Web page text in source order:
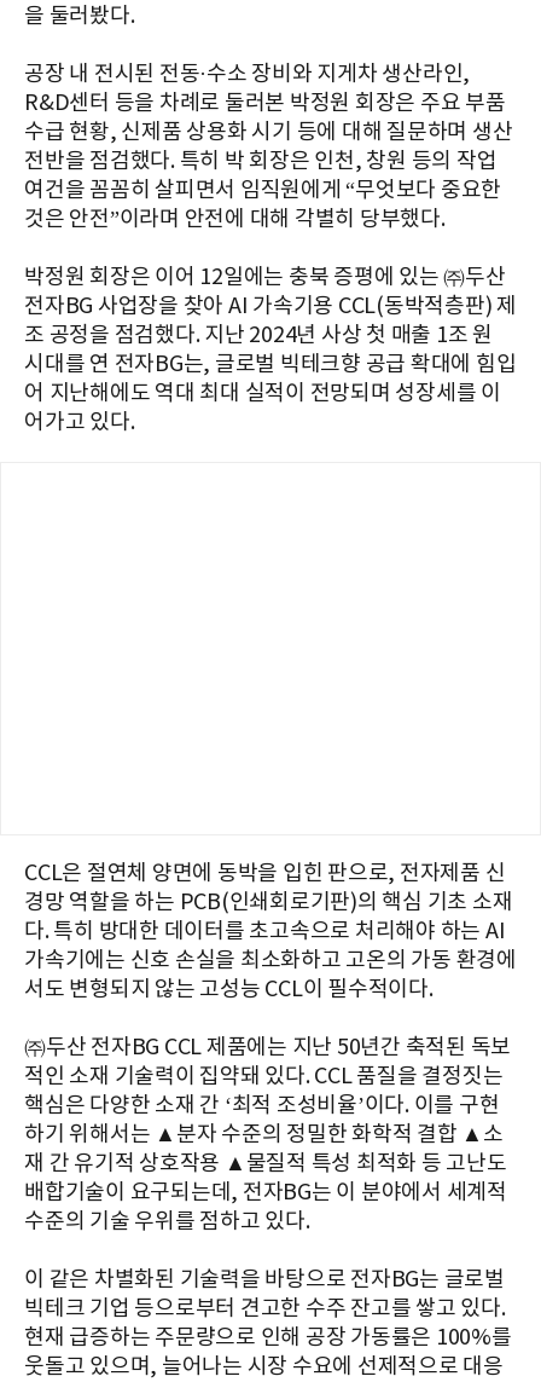
을 둘러봤다.
공장 내 전시된 전동·수소 장비와 지게차 생산라인,
R&D센터 등을 차례로 둘러본 박정원 회장은 주요 부품
수급 현황, 신제품 상용화 시기 등에 대해 질문하며 생산
전반을 점검했다. 특히 박 회장은 인천, 창원 등의 작업
여건을 꼼꼼히 살피면서 임직원에게 “무엇보다 중요한
것은 안전”이라며 안전에 대해 각별히 당부했다.
박정원 회장은 이어 12일에는 충북 증평에 있는 ㈜두산
전자BG 사업장을 찾아 AI 가속기용 CCL(동박적층판) 제
조 공정을 점검했다. 지난 2024년 사상 첫 매출 1조 원
시대를 연 전자BG는, 글로벌 빅테크향 공급 확대에 힘입
어 지난해에도 역대 최대 실적이 전망되며 성장세를 이
어가고 있다.
CCL은 절연체 양면에 동박을 입힌 판으로, 전자제품 신
경망 역할을 하는 PCB(인쇄회로기판)의 핵심 기초 소재
다. 특히 방대한 데이터를 초고속으로 처리해야 하는 AI
가속기에는 신호 손실을 최소화하고 고온의 가동 환경에
서도 변형되지 않는 고성능 CCL이 필수적이다.
㈜두산 전자BG CCL 제품에는 지난 50년간 축적된 독보
적인 소재 기술력이 집약돼 있다. CCL 품질을 결정짓는
핵심은 다양한 소재 간 ‘최적 조성비율’이다. 이를 구현
하기 위해서는 ▲분자 수준의 정밀한 화학적 결합 ▲소
재 간 유기적 상호작용 ▲물질적 특성 최적화 등 고난도
배합기술이 요구되는데, 전자BG는 이 분야에서 세계적
수준의 기술 우위를 점하고 있다.
이 같은 차별화된 기술력을 바탕으로 전자BG는 글로벌
빅테크 기업 등으로부터 견고한 수주 잔고를 쌓고 있다.
현재 급증하는 주문량으로 인해 공장 가동률은 100%를
웃돌고 있으며, 늘어나는 시장 수요에 선제적으로 대응